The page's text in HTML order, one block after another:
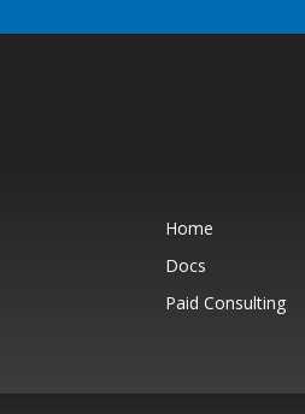
Home
Docs
Paid Consulting